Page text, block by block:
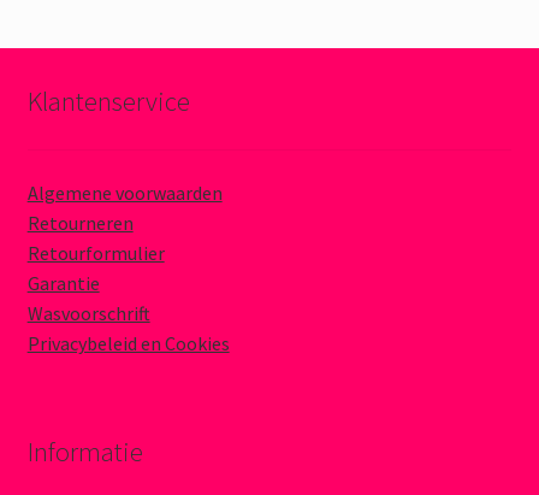
Klantenservice
Algemene voorwaarden
Retourneren
Retourformulier
Garantie
Wasvoorschrift
Privacybeleid en Cookies
Informatie